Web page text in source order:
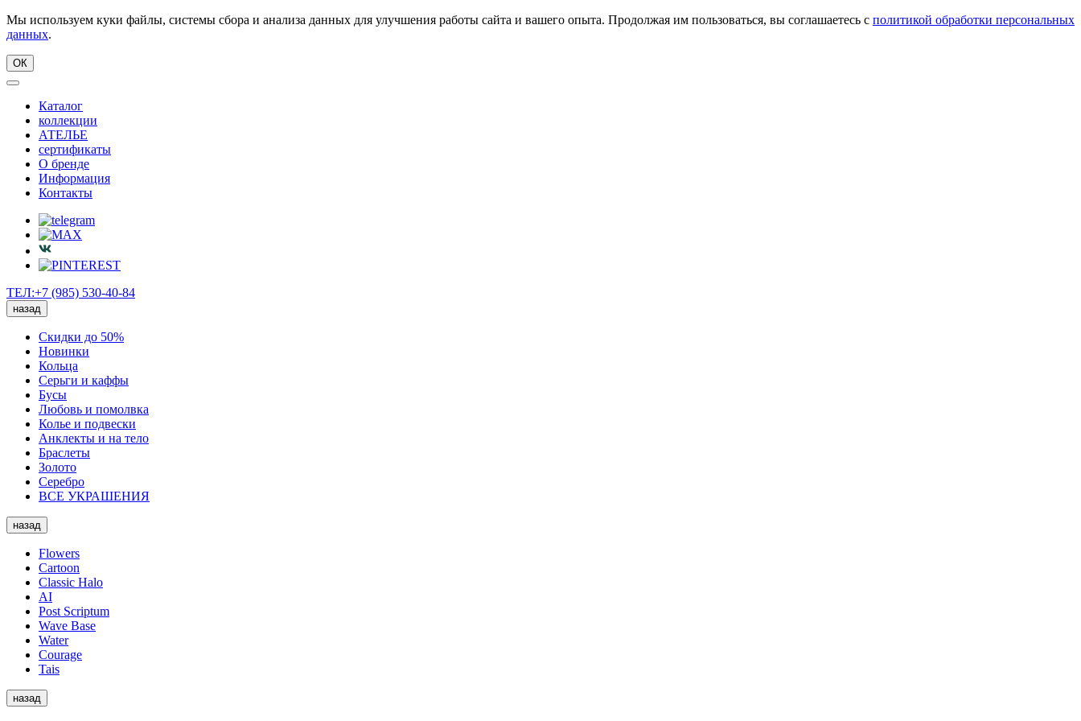
Мы используем куки файлы, системы сбора и анализа данных для улучшения работы сайта и вашего опыта. Продолжая им пользоваться, вы соглашаетесь с политикой обработки персональных
данных.
ОК
Каталог
коллекции
АТЕЛЬЕ
сертификаты
О бренде
Информация
Контакты
ТЕЛ:+7 (985) 530-40-84
назад
Скидки до 50%
Новинки
Кольца
Серьги и каффы
Бусы
Любовь и помолвка
Колье и подвески
Анклекты и на тело
Браслеты
Золото
Серебро
ВСЕ УКРАШЕНИЯ
назад
Flowers
Cartoon
Classic Halo
AI
Post Scriptum
Wave Base
Water
Courage
Tais
назад